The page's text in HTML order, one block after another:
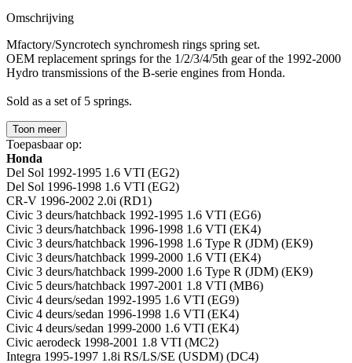
Omschrijving
Mfactory/Syncrotech synchromesh rings spring set.
OEM replacement springs for the 1/2/3/4/5th gear of the 1992-2000
Hydro transmissions of the B-serie engines from Honda.
Sold as a set of 5 springs.
Toon meer
Toepasbaar op:
Honda
Del Sol 1992-1995 1.6 VTI (EG2)
Del Sol 1996-1998 1.6 VTI (EG2)
CR-V 1996-2002 2.0i (RD1)
Civic 3 deurs/hatchback 1992-1995 1.6 VTI (EG6)
Civic 3 deurs/hatchback 1996-1998 1.6 VTI (EK4)
Civic 3 deurs/hatchback 1996-1998 1.6 Type R (JDM) (EK9)
Civic 3 deurs/hatchback 1999-2000 1.6 VTI (EK4)
Civic 3 deurs/hatchback 1999-2000 1.6 Type R (JDM) (EK9)
Civic 5 deurs/hatchback 1997-2001 1.8 VTI (MB6)
Civic 4 deurs/sedan 1992-1995 1.6 VTI (EG9)
Civic 4 deurs/sedan 1996-1998 1.6 VTI (EK4)
Civic 4 deurs/sedan 1999-2000 1.6 VTI (EK4)
Civic aerodeck 1998-2001 1.8 VTI (MC2)
Integra 1995-1997 1.8i RS/LS/SE (USDM) (DC4)